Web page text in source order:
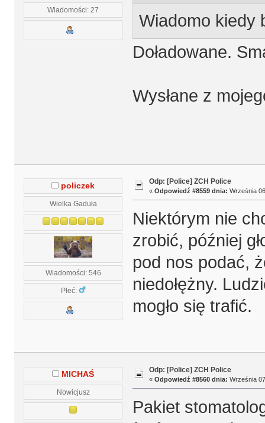
Wiadomości: 27
Wiadomo kiedy
Doładowane.
Wysłane z
policzek
Wielka Gaduła
Wiadomości: 546
Płeć:
Odp: [Police] ZCH Police
« Odpowiedź #8559 dnia: Września
Niektórym nie
zrobić, później
pod nos podać,
niedołężny.
mogło się trafić.
MICHAŚ
Nowicjusz
Odp: [Police] ZCH Police
« Odpowiedź #8560 dnia: Września
Pakiet